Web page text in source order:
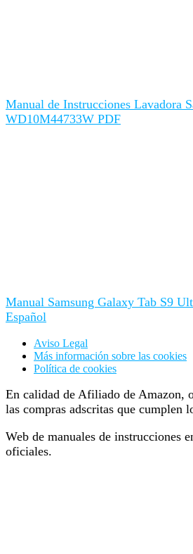
Manual de Instrucciones Lavadora
WD10M44733W PDF
Manual Samsung Galaxy Tab S9
Español
Aviso Legal
Más información sobre las cookies
Política de cookies
En calidad de Afiliado de Amazon,
las compras adscritas que cumplen
Web de manuales de instrucciones
oficiales.